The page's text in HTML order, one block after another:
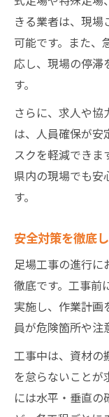
きる業者は、現場
可能です。また、
応し、現場の停滞
す。
さらに、求人や
は、人員確保が安
スクを軽減できま
県内の現場でも安
す。
安全対策を徹底
足場工事の進行に
徹底です。工事前
実施し、作業計画
員が危険箇所や注
工事中は、資材の
を怠らないことが
には水平・垂直